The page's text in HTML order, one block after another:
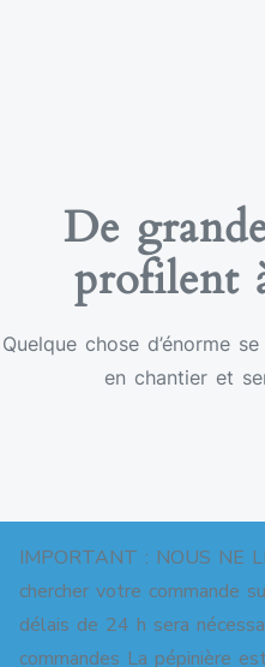
IMPORTANT : NOUS NE
chercher votre commande
délais de 24 h sera
commandes La pépinière
De
profilent
Quelque chose d’énorme
en chantier et